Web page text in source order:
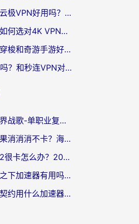
海外党必看：云极VPN好用吗？和旋风VPN对比哪个回国效果更好？附真实体验+选择攻略
海外党必看：如何选对4K VPN，无缝刷国内剧听网易云？
海外党必看：穿梭和奇游手游好用吗？3步选对回国加速器，流畅看CCTV5海外直播
穿梭VPN好用吗？和秒连VPN对比哪个回国效果更好？海外党亲测实用指南
瑞典怎么玩三界战歌-单职业复古传奇手游？海外党国服游戏加速终极指南
英国怎么玩宾果消消消不卡？海外党国服游戏加速终极攻略（附守望第九大陆解决办法）
国外玩龙之谷2很卡怎么办？2026海外党必看的国服游戏加速全攻略
在国外打一人之下加速器有用吗？海外党国服游戏畅玩全攻略
在欧洲玩无畏契约用什么加速器好？2026海外党亲测有效指南